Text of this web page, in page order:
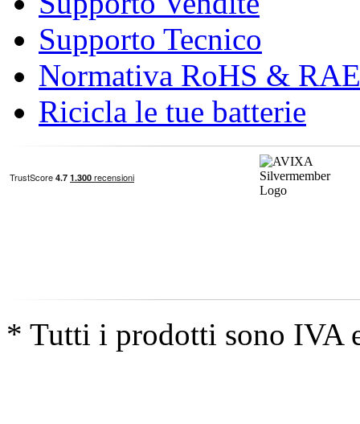
Supporto Tecnico
Normativa RoHS &
Ricicla le tue batterie
* Tutti i prodotti sono IVA